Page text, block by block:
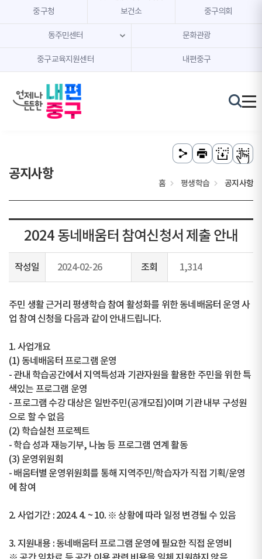
본문 내용 바로가기
주메뉴 바로가기
중구청 보건소 중구의회
동주민센터 문화관광
중구교육지원센터 내편중구
공지사항
홈 평생학습 공지사항
2024 동네배움터 참여신청서 제출 안내
작성일 2024-02-26 조회 1,314
주민 생활 근거리 평생학습 참여 활성화를 위한 동네배움터 운영 사
업 참여 신청을 다음과 같이 안내드립니다.
1. 사업개요
(1) 동네배움터 프로그램 운영
- 관내 학습공간에서 지역특성과 기관자원을 활용한 주민을 위한 특
색있는 프로그램 운영
- 프로그램 수강 대상은 일반주민(공개모집)이며 기관 내부 구성원
으로 할 수 없음
(2) 학습실천 프로젝트
- 학습 성과 재능기부, 나눔 등 프로그램 연계 활동
(3) 운영위원회
- 배움터별 운영위원회를 통해 지역주민/학습자가 직접 기획/운영
에 참여
2. 사업기간 : 2024. 4. ~ 10. ※ 상황에 따라 일정 변경될 수 있음
3. 지원내용 : 동네배움터 프로그램 운영에 필요한 직접 운영비